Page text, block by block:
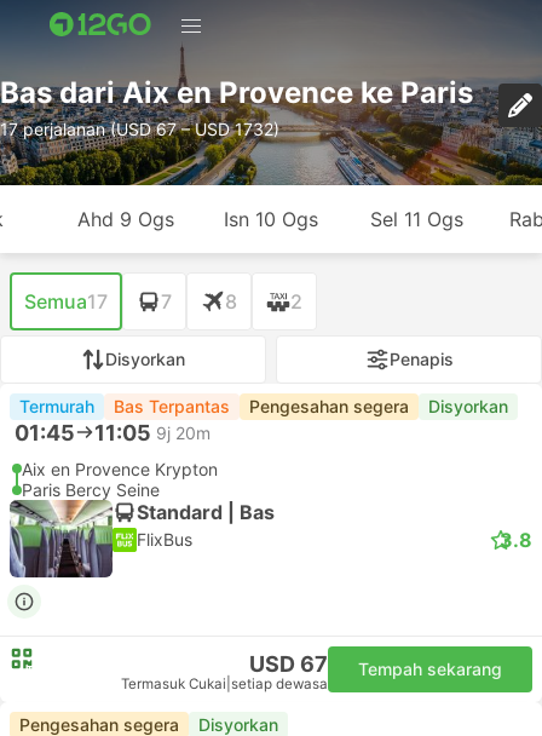
Bas dari Aix en Provence ke Paris
17 perjalanan (USD 67 – USD 1732)
Ahd 9 Ogs Isn 10 Ogs Sel 11 Ogs
Semua17 7 8 2
Disyorkan Penapis
Termurah Bas Terpantas Pengesahan segera Disyorkan
01:45 11:05 9j 20m
Aix en Provence Krypton
Paris Bercy Seine
Standard | Bas
FlixBus 3.8
USD 67
Termasuk Cukai setiap dewasa
Tempah sekarang
Pengesahan segera Disyorkan